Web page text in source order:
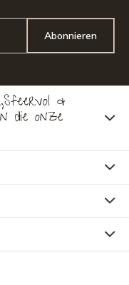
Abonnieren
&
die onze